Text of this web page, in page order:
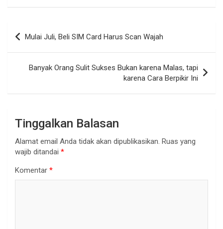
Navigasi
pos
Mulai Juli, Beli SIM Card Harus Scan Wajah
Banyak Orang Sulit Sukses Bukan karena Malas, tapi
karena Cara Berpikir Ini
Tinggalkan Balasan
Alamat email Anda tidak akan dipublikasikan. Ruas yang
wajib ditandai *
Komentar *